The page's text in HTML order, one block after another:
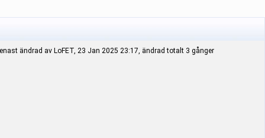
ändrad av LoFET, 23 Jan 2025 23:17, ändrad totalt 3 gånger